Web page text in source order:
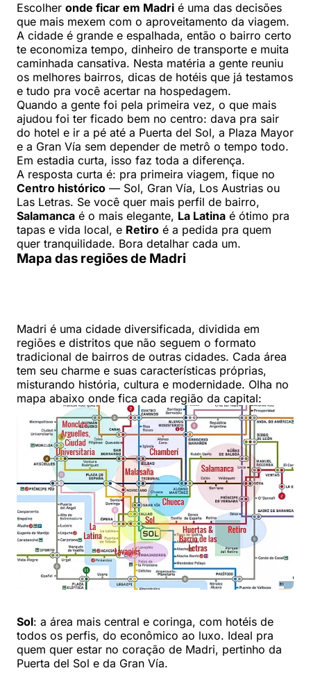
Escolher onde ficar em Madri é uma das decisões
que mais mexem com o aproveitamento da viagem.
A cidade é grande e espalhada, então o bairro certo
te economiza tempo, dinheiro de transporte e muita
caminhada cansativa. Nesta matéria a gente reuniu
os melhores bairros, dicas de hotéis que já testamos
e tudo pra você acertar na hospedagem.
Quando a gente foi pela primeira vez, o que mais
ajudou foi ter ficado bem no centro: dava pra sair
do hotel e ir a pé até a Puerta del Sol, a Plaza Mayor
e a Gran Vía sem depender de metrô o tempo todo.
Em estadia curta, isso faz toda a diferença.
A resposta curta é: pra primeira viagem, fique no
Centro histórico — Sol, Gran Vía, Los Austrias ou
Las Letras. Se você quer mais perfil de bairro,
Salamanca é o mais elegante, La Latina é ótimo pra
tapas e vida local, e Retiro é a pedida pra quem
quer tranquilidade. Bora detalhar cada um.
Mapa das regiões de Madri
Madri é uma cidade diversificada, dividida em
regiões e distritos que não seguem o formato
tradicional de bairros de outras cidades. Cada área
tem seu charme e suas características próprias,
misturando história, cultura e modernidade. Olha no
mapa abaixo onde fica cada região da capital:
Sol: a área mais central e coringa, com hotéis de
todos os perfis, do econômico ao luxo. Ideal pra
quem quer estar no coração de Madri, pertinho da
Puerta del Sol e da Gran Vía.